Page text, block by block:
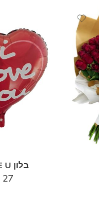
בלון I LOVE U
27